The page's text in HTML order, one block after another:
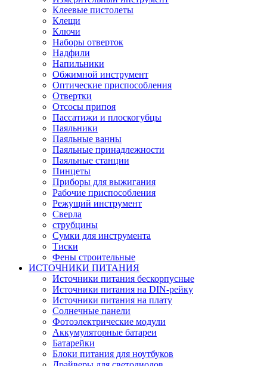
Клеевые пистолеты
Клещи
Ключи
Наборы отверток
Надфили
Напильники
Обжимной инструмент
Оптические приспособления
Отвертки
Отсосы припоя
Пассатижи и плоскогубцы
Паяльники
Паяльные ванны
Паяльные принадлежности
Паяльные станции
Пинцеты
Приборы для выжигания
Рабочие приспособления
Режущий инструмент
Сверла
струбцины
Сумки для инструмента
Тиски
Фены строительные
ИСТОЧНИКИ ПИТАНИЯ
Источники питания бескорпусные
Источники питания на DIN-рейку
Источники питания на плату
Солнечные панели
Фотоэлектрические модули
Аккумуляторные батареи
Батарейки
Блоки питания для ноутбуков